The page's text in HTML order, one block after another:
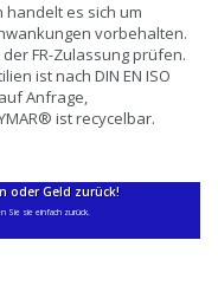
es sich um
vorbehalten.
FR-Zulassung prüfen.
ist nach DIN EN ISO
Anfrage,
ist recycelbar.
oder Geld zurück!
Sie sie einfach zurück.